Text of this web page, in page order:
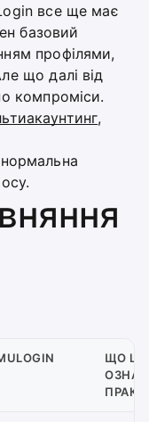
все ще має
базовий
профілями,
що далі від
компроміси.
,
нормальна
ЩО ЦЕ